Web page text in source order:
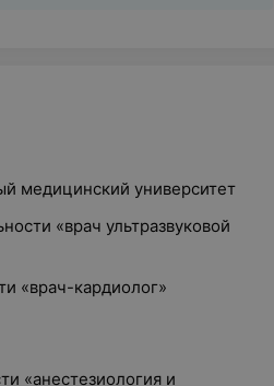
медицинский университет
«врач ультразвуковой
«врач-кардиолог»
«анестезиология и